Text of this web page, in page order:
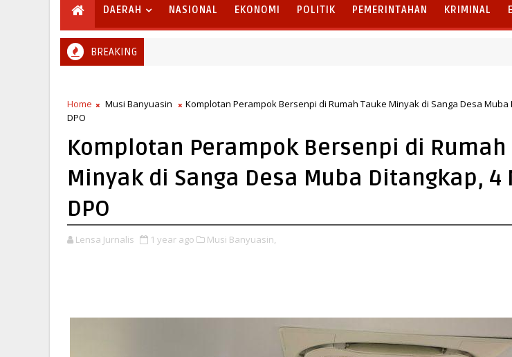
DAERAH NASIONAL EKONOMI POLITIK PEMERINTAHAN KRIMINAL
BREAKING
Home Musi Banyuasin
Komplotan Perampok Bersenpi di Rumah Tauke Minyak di Sanga Desa Muba
DPO
Komplotan Perampok Bersenpi di Rumah
Minyak di Sanga Desa Muba Ditangkap, 4
DPO
Lensa Jurnalis 1 year ago Musi Banyuasin,